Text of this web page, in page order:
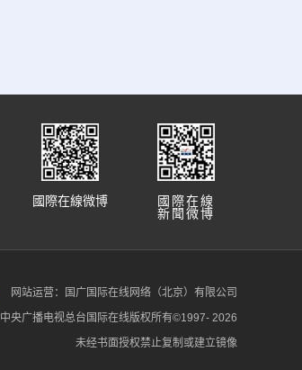
國際在線
新聞微博
國際在線微博
网站运营：国广国际在线网络（北京）有限公司
中央广播电视总台国际在线版权所有©1997- 2026
未经书面授权禁止复制或建立镜像